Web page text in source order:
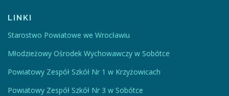
LINKI
Starostwo Powiatowe we Wrocławiu
Młodzieżowy Ośrodek Wychowawczy w Sobótce
Powiatowy Zespół Szkół Nr 1 w Krzyżowicach
Powiatowy Zespół Szkół Nr 3 w Sobótce